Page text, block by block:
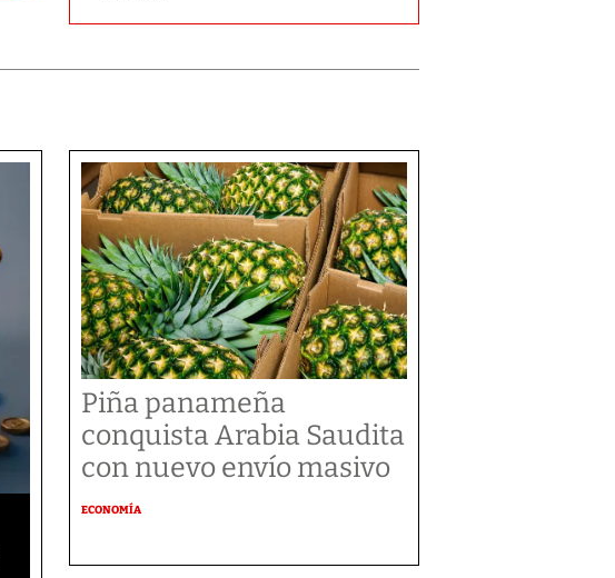
Piña panameña
conquista Arabia Saudita
con nuevo envío masivo
ECONOMÍA